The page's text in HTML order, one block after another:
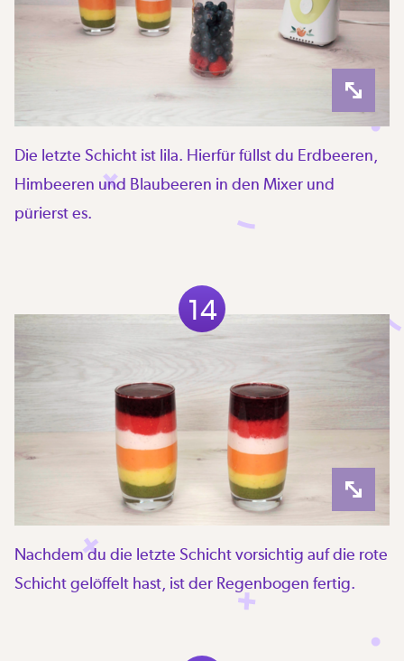
Die letzte Schicht ist lila. Hierfür füllst du Erdbeeren,
Himbeeren und Blaubeeren in den Mixer und
pürierst es.
14
Nachdem du die letzte Schicht vorsichtig auf die rote
Schicht gelöffelt hast, ist der Regenbogen fertig.